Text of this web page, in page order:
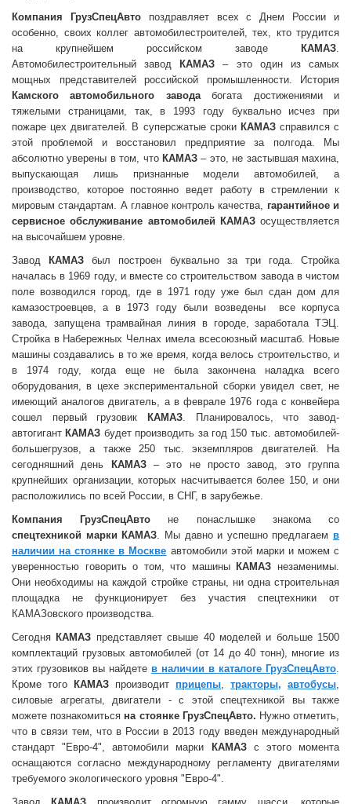
Компания ГрузСпецАвто поздравляет всех с Днем России и
особенно, своих коллег автомобилестроителей, тех, кто трудится
на крупнейшем российском заводе
КАМАЗ.
Автомобилестроительный завод
КАМАЗ – это один из самых
мощных представителей российской промышленности. История
Камского автомобильного заводабогата достижениями и
тяжелыми страницами, так, в 1993 году буквально исчез при
пожаре цех двигателей. В суперсжатые сроки КАМАЗсправился с
этой проблемой и восстановил предприятие за полгода. Мы
абсолютно уверены в том, что КАМАЗ– это, не застывшая махина,
выпускающая лишь признанные модели автомобилей, а
производство, которое постоянно ведет работу в стремлении к
мировым стандартам. А главное контроль качества, гарантийное и
сервисное обслуживание автомобилей КАМАЗ осуществляется
на высочайшем уровне.
Завод
КАМАЗ был построен буквально за три года. Стройка
началась в 1969 году, и вместе со строительством завода в чистом
поле возводился город, где в 1971 году уже был сдан дом для
камазостроевцев, а в 1973 году были возведены все корпуса
завода, запущена трамвайная линия в городе, заработала ТЭЦ.
Стройка в Набережных Челнах имела всесоюзный масштаб. Новые
машины создавались в то же время, когда велось строительство, и
в 1974 году, когда еще не была закончена наладка всего
оборудования, в цехе экспериментальной сборки увидел свет, не
имеющий аналогов двигатель, а в феврале 1976 года с конвейера
сошел первый грузовик
КАМАЗ. Планировалось, что завод-
автогигант КАМАЗ будет производить за год 150 тыс. автомобилей-
большегрузов, а также 250 тыс. экземпляров двигателей. На
сегодняшний день
КАМАЗ– это не просто завод, это группа
крупнейших организации, которых насчитывается более 150, и они
расположились по всей России, в СНГ, в зарубежье.
Компания ГрузСпецАвто не понаслышке знакома со
спецтехникой марки КАМАЗ. Мы давно и успешно предлагаем в
наличии на стоянке в Москве автомобили этой марки и можем с
уверенностью говорить о том, что машины КАМАЗ незаменимы.
Они необходимы на каждой стройке страны, ни одна строительная
площадка не функционирует без участия спецтехники от
КАМАЗовского производства.
Сегодня КАМАЗ представляет свыше 40 моделей и больше 1500
комплектаций грузовых автомобилей (от 14 до 40 тонн), многие из
этих грузовиков вы найдете в наличии в каталоге ГрузСпецАвто.
Кроме того
КАМАЗ производит прицепы, тракторы, автобусы,
силовые агрегаты, двигатели - с этой спецтехникой вы также
можете познакомиться на стоянке ГрузСпецАвто. Нужно отметить,
что в связи тем, что в России в 2013 году введен международный
стандарт "Евро-4", автомобили марки
КАМАЗс этого момента
оснащаются согласно международному регламенту двигателями
требуемого экологического уровня "Евро-4".